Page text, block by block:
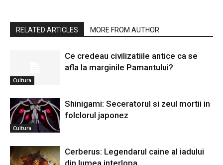
RELATED ARTICLES MORE FROM AUTHOR
Cultura
Ce credeau civilizatiile antice ca se
afla la marginile Pamantului?
Cultura
Shinigami: Seceratorul si zeul mortii in
folclorul japonez
Cerberus: Legendarul caine al iadului
din lumea interlopa